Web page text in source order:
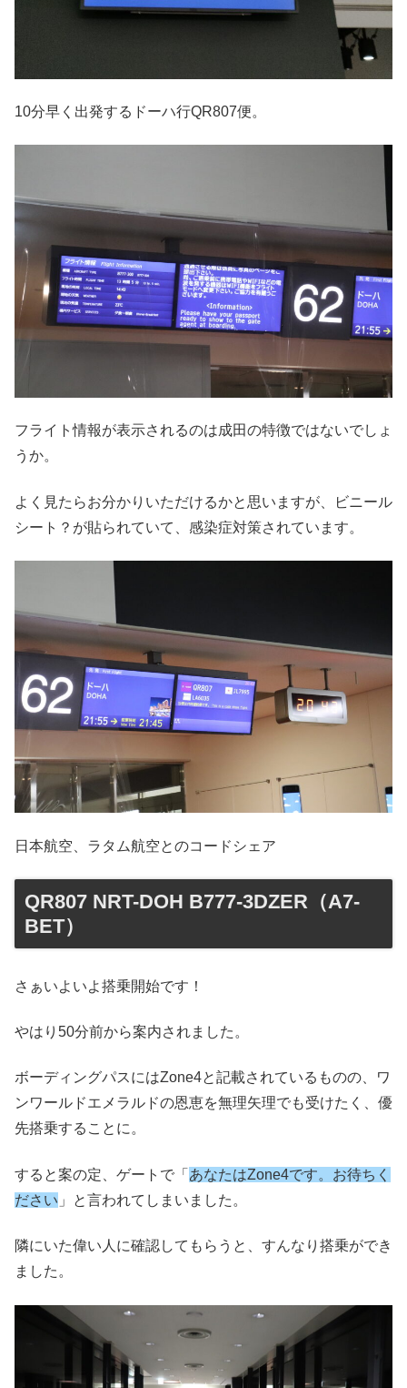
10分早く出発するドーハ行QR807便。
フライト情報が表示されるのは成田の特徴ではないでしょ
うか。
よく見たらお分かりいただけるかと思いますが、ビニール
シート？が貼られていて、感染症対策されています。
日本航空、ラタム航空とのコードシェア
QR807 NRT-DOH B777-3DZER（A7-
BET）
さぁいよいよ搭乗開始です！
やはり50分前から案内されました。
ボーディングパスにはZone4と記載されているものの、ワ
ンワールドエメラルドの恩恵を無理矢理でも受けたく、優
先搭乗することに。
すると案の定、ゲートで「 あなたはZone4です。お待ちく
ださい 」と言われてしまいました。
隣にいた偉い人に確認してもらうと、すんなり搭乗ができ
ました。